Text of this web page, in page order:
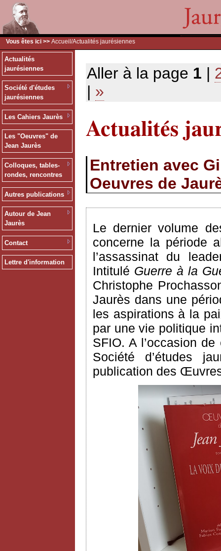
Vous êtes ici >> Accueil /Actualités jaurésiennes
Actualités
jaurésiennes
Société d'études
jaurésiennes
Les Cahiers Jaurès
Les "Oeuvres" de
Jean Jaurès
Colloques, tables-
rondes, rencontres
Autres publications
Autour de Jean
Jaurès
Contact
Lettre d'information
Aller à la page 1 |
| »
Actualités
Entretien avec
Oeuvres de
Le dernier volume
concerne la période
l’assassinat du
Intitulé Guerre à la
Christophe
Jaurès dans une
les aspirations à la
par une vie politique
SFIO. A l’occasion
Société d’études
publication des